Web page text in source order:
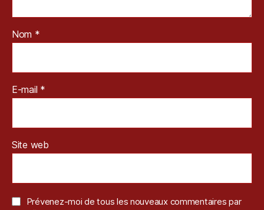
a
s,
S
y,
T
e
Nom *
E-mail *
Site web
Prévenez-moi de tous les nouveaux commentaires par